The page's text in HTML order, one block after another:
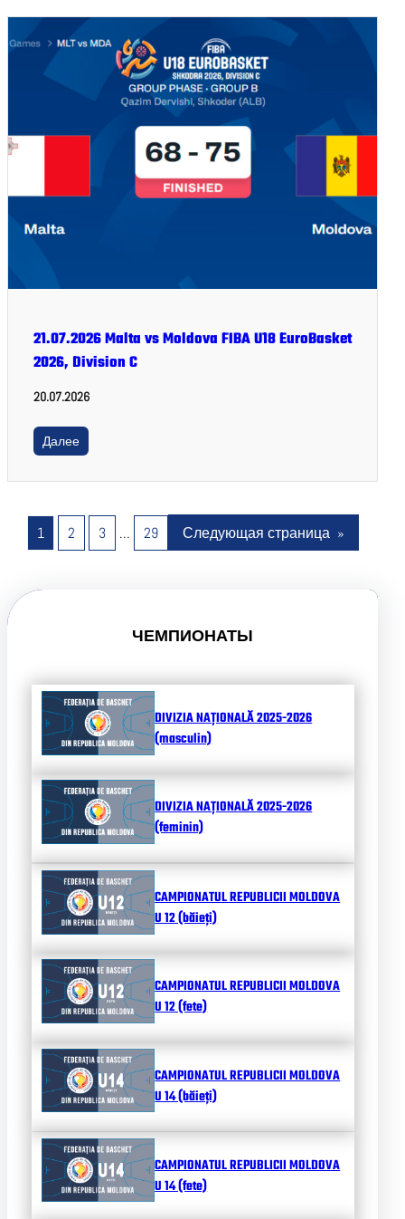
21.07.2026 Malta vs Moldova FIBA U18 EuroBasket
2026, Division C
20.07.2026
Далее
1 2 3 … 29 Следующая страница »
ЧЕМПИОНАТЫ
DIVIZIA NAȚIONALĂ 2025-2026
(masculin)
DIVIZIA NAȚIONALĂ 2025-2026
(feminin)
CAMPIONATUL REPUBLICII MOLDOVA
U 12 (băieți)
CAMPIONATUL REPUBLICII MOLDOVA
U 12 (fete)
CAMPIONATUL REPUBLICII MOLDOVA
U 14 (băieți)
CAMPIONATUL REPUBLICII MOLDOVA
U 14 (fete)